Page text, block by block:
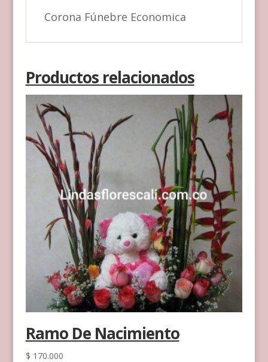
Corona Fúnebre Economica
Productos relacionados
Ramo De Nacimiento
$ 170.000